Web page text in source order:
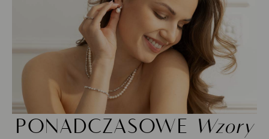
PONADCZASOWE Wzory